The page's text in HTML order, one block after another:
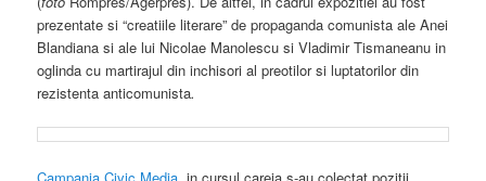
prezentate si “creatiile literare” de propaganda comunista ale Anei
Blandiana si ale lui Nicolae Manolescu si Vladimir Tismaneanu in
oglinda cu martirajul din inchisori al preotilor si luptatorilor din
rezistenta anticomunista.
Campania Civic Media , in cursul careia s-au colectat pozitii